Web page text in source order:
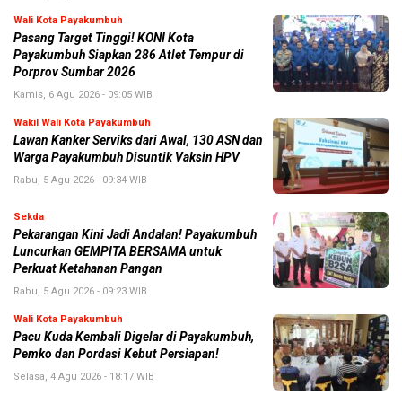
Wali Kota Payakumbuh
Pasang Target Tinggi! KONI Kota
Payakumbuh Siapkan 286 Atlet Tempur di
Porprov Sumbar 2026
Kamis, 6 Agu 2026 - 09:05 WIB
Wakil Wali Kota Payakumbuh
Lawan Kanker Serviks dari Awal, 130 ASN dan
Warga Payakumbuh Disuntik Vaksin HPV
Rabu, 5 Agu 2026 - 09:34 WIB
Sekda
Pekarangan Kini Jadi Andalan! Payakumbuh
Luncurkan GEMPITA BERSAMA untuk
Perkuat Ketahanan Pangan
Rabu, 5 Agu 2026 - 09:23 WIB
Wali Kota Payakumbuh
Pacu Kuda Kembali Digelar di Payakumbuh,
Pemko dan Pordasi Kebut Persiapan!
Selasa, 4 Agu 2026 - 18:17 WIB